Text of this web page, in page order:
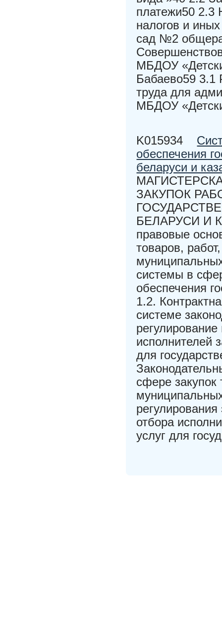
платежи50 2.3
налогов и
сад №2
МБДОУ
Бабаево59 3.1
труда для
МБДОУ
K015934
обеспечения
беларуси и
ЗАКУПОК
БЕЛАРУСИ И
правовые
товаров,
системы в
обеспечения
1.2.
системе
исполнителей
для
сфере закупок
регулирования
отбора
услуг для госуд